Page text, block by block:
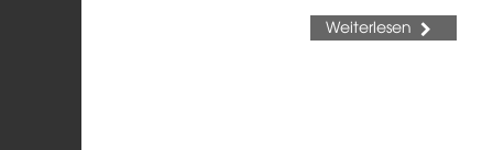
Weiterlesen